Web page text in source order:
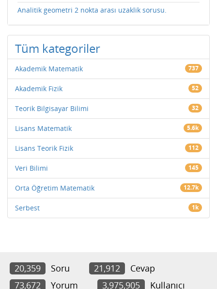
Analitik geometri 2 nokta arası uzaklik sorusu.
Tüm kategoriler
Akademik Matematik 737
Akademik Fizik 52
Teorik Bilgisayar Bilimi 32
Lisans Matematik 5.6k
Lisans Teorik Fizik 112
Veri Bilimi 145
Orta Öğretim Matematik 12.7k
Serbest 1k
20,359 Soru 21,912
Cevap
73,672
Yorum 3,975,905 Kullanıcı